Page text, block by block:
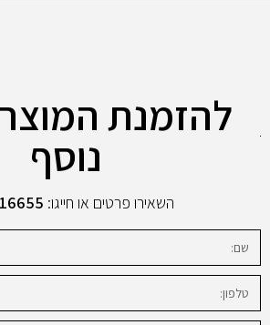
להזמנת
נוסף
השאירו פרטים או חייגו: